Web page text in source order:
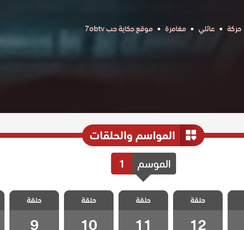
حركة عائلي مغامرة
موقع حكاية حب 7obtv
المواسم والحلقات
الموسم 1
مسلسل تحت
الارض الحلقة 12
حلقة
12
مسلسل تحت
الارض الحلقة 11
حلقة
11
مسلسل تحت
الارض الحلقة 10
حلقة
10
مسلسل تحت
الارض الحلقة 9
حلقة
9